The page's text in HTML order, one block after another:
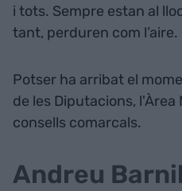
i tots. Sempre estan al
tant, perduren com l’aire.
Potser ha arribat el
de les Diputacions,
consells comarcals.
Andreu